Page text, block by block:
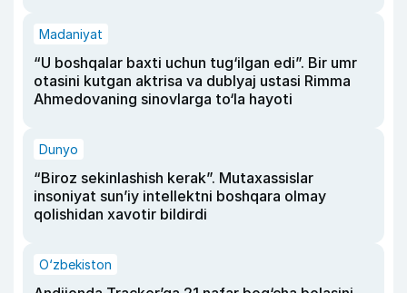
Madaniyat
“U boshqalar baxti uchun tug‘ilgan edi”. Bir umr
otasini kutgan aktrisa va dublyaj ustasi Rimma
Ahmedovaning sinovlarga to‘la hayoti
Dunyo
“Biroz sekinlashish kerak”. Mutaxassislar
insoniyat sun’iy intellektni boshqara olmay
qolishidan xavotir bildirdi
O‘zbekiston